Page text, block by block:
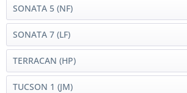
SONATA 5 (NF)
SONATA 7 (LF)
TERRACAN (HP)
TUCSON 1 (JM)